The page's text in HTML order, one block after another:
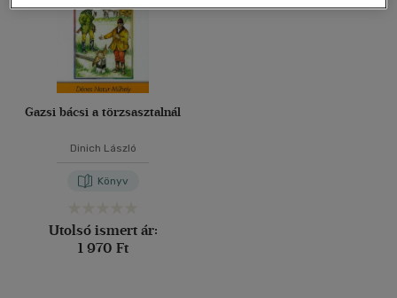
Alkalmaz
Gazsi bácsi a törzsasztalnál
Dinich László
Könyv
Utolsó ismert ár:
1 970 Ft